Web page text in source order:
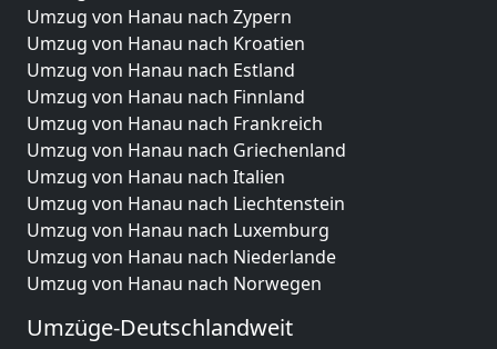
Umzug von Hanau nach Zypern
Umzug von Hanau nach Kroatien
Umzug von Hanau nach Estland
Umzug von Hanau nach Finnland
Umzug von Hanau nach Frankreich
Umzug von Hanau nach Griechenland
Umzug von Hanau nach Italien
Umzug von Hanau nach Liechtenstein
Umzug von Hanau nach Luxemburg
Umzug von Hanau nach Niederlande
Umzug von Hanau nach Norwegen
Umzüge-Deutschlandweit